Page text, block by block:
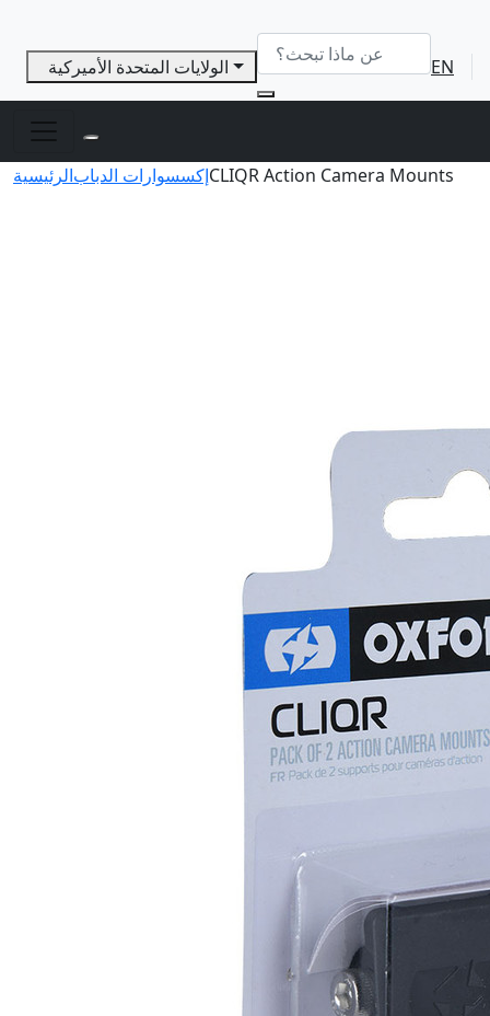
EN
الرئيسيةإكسسوارات الدبابCLIQR Action Camera Mounts